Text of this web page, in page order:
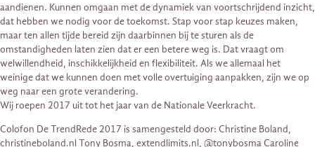
aandienen. Kunnen omgaan met de dynamiek van voortschrijdend inzicht,
dat hebben we nodig voor de toekomst. Stap voor stap keuzes maken,
maar ten allen tijde bereid zijn daarbinnen bij te sturen als de
omstandigheden laten zien dat er een betere weg is. Dat vraagt om
welwillendheid, inschikkelijkheid en flexibiliteit. Als we allemaal het
weinige dat we kunnen doen met volle overtuiging aanpakken, zijn we op
weg naar een grote verandering.
Wij roepen 2017 uit tot het jaar van de Nationale Veerkracht.
Colofon De TrendRede 2017 is samengesteld door: Christine Boland,
christineboland.nl Tony Bosma, extendlimits.nl, @tonybosma Caroline